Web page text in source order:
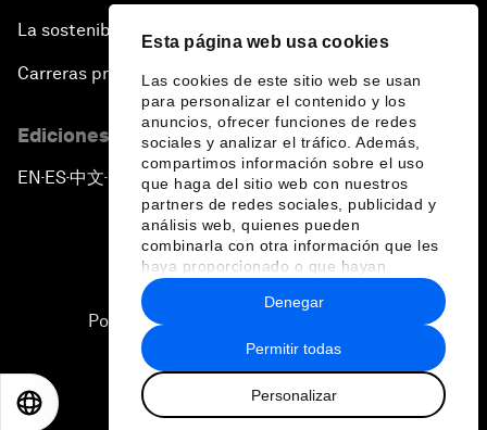
Esta página web usa cookies
Las cookies de este sitio web se usan
para personalizar el contenido y los
anuncios, ofrecer funciones de redes
sociales y analizar el tráfico. Además,
compartimos información sobre el uso
que haga del sitio web con nuestros
partners de redes sociales, publicidad y
análisis web, quienes pueden
combinarla con otra información que les
haya proporcionado o que hayan
recopilado a partir del uso que haya
hecho de sus servicios.
Permitir todas
Personalizar
Denegar
La sostenibilidad en el Foro
Carreras profesionales
Ediciones en otros idiomas
EN ▪ES▪中文▪ 日本語
Política de privacidad y normas de uso
Sitemap
2026 Foro Económico Mundial